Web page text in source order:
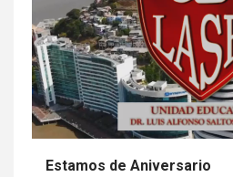
Estamos de Aniversario